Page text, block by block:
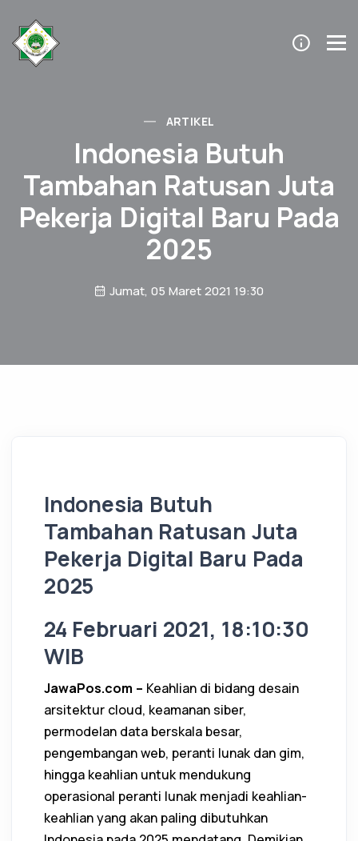
ARTIKEL
Indonesia Butuh
Tambahan Ratusan Juta
Pekerja Digital Baru Pada
2025
Jumat, 05 Maret 2021 19:30
Indonesia Butuh
Tambahan Ratusan Juta
Pekerja Digital Baru Pada
2025
24 Februari 2021, 18:10:30
WIB
JawaPos.com – Keahlian di bidang desain
arsitektur cloud, keamanan siber,
permodelan data berskala besar,
pengembangan web, peranti lunak dan gim,
hingga keahlian untuk mendukung
operasional peranti lunak menjadi keahlian-
keahlian yang akan paling dibutuhkan